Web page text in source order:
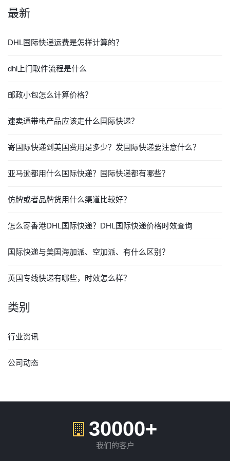
最新
DHL国际快递运费是怎样计算的？
dhl上门取件流程是什么
邮政小包怎么计算价格？
速卖通带电产品应该走什么国际快递？
寄国际快递到美国费用是多少？发国际快递要注意什么？
亚马逊都用什么国际快递？国际快递都有哪些？
仿牌或者品牌货用什么渠道比较好？
怎么寄香港DHL国际快递？DHL国际快递价格时效查询
国际快递与美国海加派、空加派、有什么区别？
英国专线快递有哪些，时效怎么样？
类别
行业资讯
公司动态
30000+
我们的客户